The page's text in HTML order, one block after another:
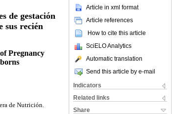
Article in xml format
Article references
How to cite this article
SciELO Analytics
Automatic translation
Send this article by e-mail
Indicators
Related links
Share
de gestación
sus recién
Pregnancy
de Nutrición.